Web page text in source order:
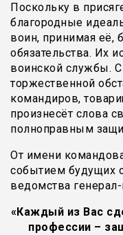
Поскольку в
благородные
воин, принимая её,
обязательства. Их
воинской службы.
торжественной
командиров,
произнесёт слова
полноправным
От имени
событием будущих
ведомства
«Каждый из Вас
профессии –